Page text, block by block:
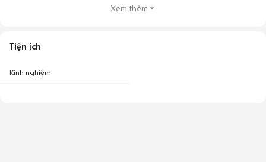
Xem thêm
Tiện ích
Kinh nghiệm